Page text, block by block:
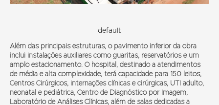
default
Além das principais estruturas, o pavimento inferior da obra
inclui instalações auxiliares como guaritas, reservatórios e um
amplo estacionamento. O hospital, destinado a atendimentos
de média e alta complexidade, terá capacidade para 150 leitos,
Centros Cirúrgicos, internações clínicas e cirúrgicas, UTI adulto,
neonatal e pediátrica, Centro de Diagnóstico por Imagem,
Laboratório de Análises Clínicas, além de salas dedicadas a